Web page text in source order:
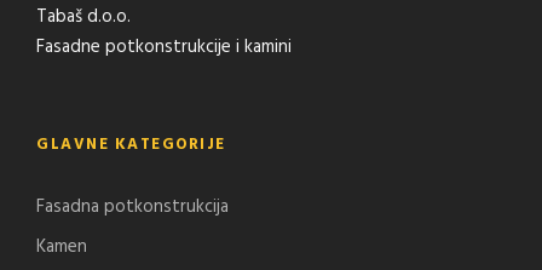
Tabaš d.o.o.
Fasadne potkonstrukcije i kamini
GLAVNE KATEGORIJE
Fasadna potkonstrukcija
Kamen